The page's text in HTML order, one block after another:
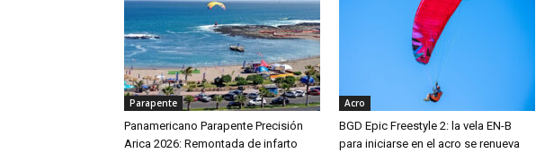
Parapente
Panamericano Parapente Precisión
Arica 2026: Remontada de infarto
Acro
BGD Epic Freestyle 2: la vela EN-B
para iniciarse en el acro se renueva